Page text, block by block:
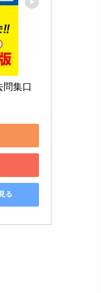
問集口
る